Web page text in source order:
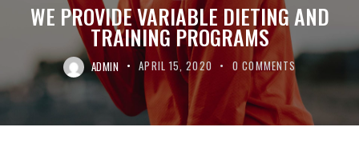
WE PROVIDE VARIABLE DIETING AND
TRAINING PROGRAMS
ADMIN APRIL 15, 2020 0 COMMENTS